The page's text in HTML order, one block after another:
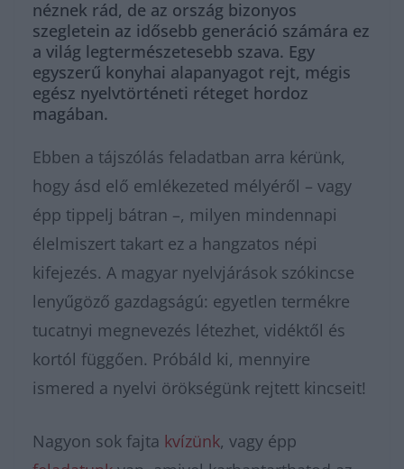
néznek rád, de az ország bizonyos
szegletein az idősebb generáció számára ez
a világ legtermészetesebb szava. Egy
egyszerű konyhai alapanyagot rejt, mégis
egész nyelvtörténeti réteget hordoz
magában.
Ebben a tájszólás feladatban arra kérünk,
hogy ásd elő emlékezeted mélyéről – vagy
épp tippelj bátran –, milyen mindennapi
élelmiszert takart ez a hangzatos népi
kifejezés. A magyar nyelvjárások szókincse
lenyűgöző gazdagságú: egyetlen termékre
tucatnyi megnevezés létezhet, vidéktől és
kortól függően. Próbáld ki, mennyire
ismered a nyelvi örökségünk rejtett kincseit!
Nagyon sok fajta kvízünk, vagy épp